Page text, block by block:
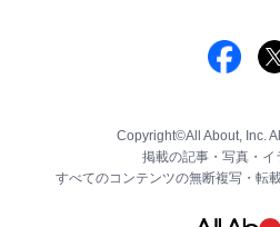
Copyright©All About, Inc.
掲載の記事・写真・イ
すべてのコンテンツの無断複写・転